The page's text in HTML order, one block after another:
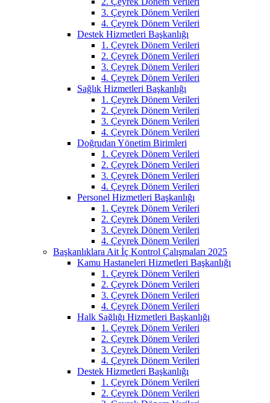
3. Çeyrek Dönem Verileri
4. Çeyrek Dönem Verileri
Destek Hizmetleri Başkanlığı
1. Çeyrek Dönem Verileri
2. Çeyrek Dönem Verileri
3. Çeyrek Dönem Verileri
4. Çeyrek Dönem Verileri
Sağlık Hizmetleri Başkanlığı
1. Çeyrek Dönem Verileri
2. Çeyrek Dönem Verileri
3. Çeyrek Dönem Verileri
4. Çeyrek Dönem Verileri
Doğrudan Yönetim Birimleri
1. Çeyrek Dönem Verileri
2. Çeyrek Dönem Verileri
3. Çeyrek Dönem Verileri
4. Çeyrek Dönem Verileri
Personel Hizmetleri Başkanlığı
1. Çeyrek Dönem Verileri
2. Çeyrek Dönem Verileri
3. Çeyrek Dönem Verileri
4. Çeyrek Dönem Verileri
Başkanlıklara Ait İç Kontrol Çalışmaları 2025
Kamu Hastaneleri Hizmetleri Başkanlığı
1. Çeyrek Dönem Verileri
2. Çeyrek Dönem Verileri
3. Çeyrek Dönem Verileri
4. Çeyrek Dönem Verileri
Halk Sağlığı Hizmetleri Başkanlığı
1. Çeyrek Dönem Verileri
2. Çeyrek Dönem Verileri
3. Çeyrek Dönem Verileri
4. Çeyrek Dönem Verileri
Destek Hizmetleri Başkanlığı
1. Çeyrek Dönem Verileri
2. Çeyrek Dönem Verileri